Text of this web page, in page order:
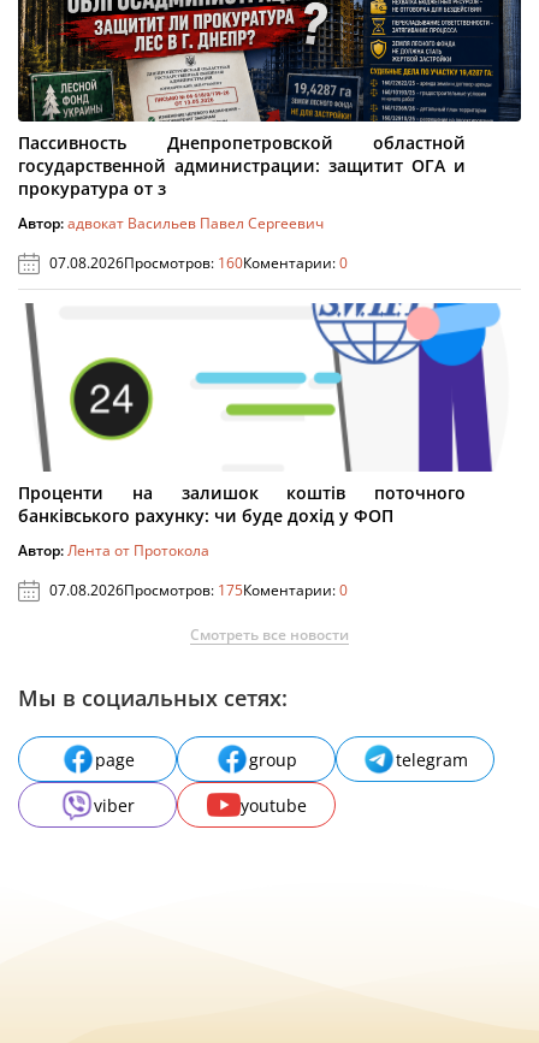
Пассивность Днепропетровской областной
государственной администрации: защитит ОГА и
прокуратура от з
Автор:адвокат Васильев Павел Сергеевич
07.08.2026Просмотров: 160Коментарии:0
Проценти на залишок коштів поточного
банківського рахунку: чи буде дохід у ФОП
Автор:Лента от Протокола
07.08.2026Просмотров: 175Коментарии:0
Смотреть все новости
Мы в социальных сетях:
page group
telegram
viber
youtube